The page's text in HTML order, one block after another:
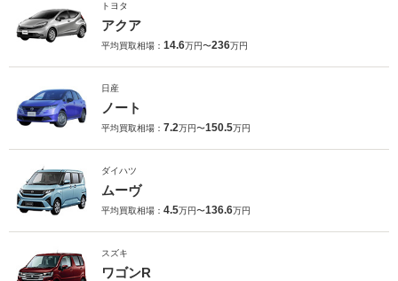
トヨタ
アクア
平均買取相場： 14.6万円〜236万円
日産
ノート
平均買取相場： 7.2万円〜150.5万円
ダイハツ
ムーヴ
平均買取相場： 4.5万円〜136.6万円
スズキ
ワゴンR